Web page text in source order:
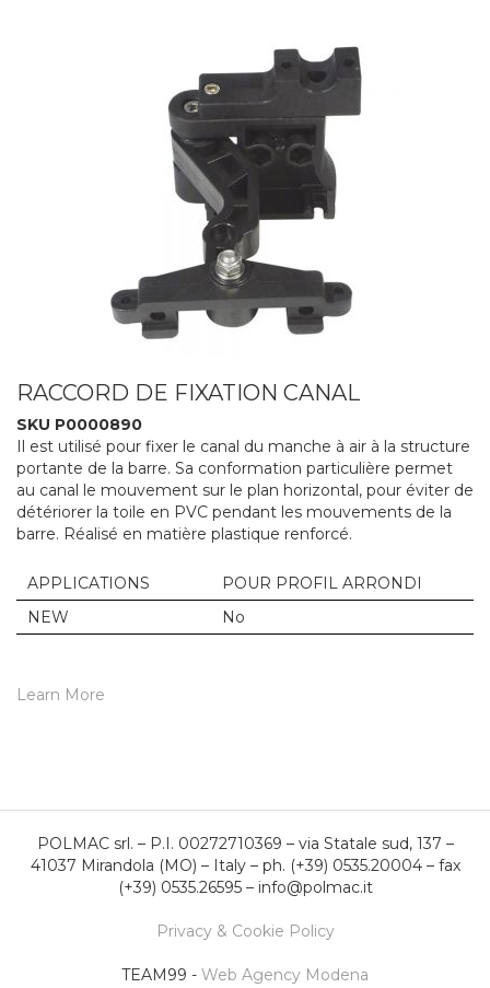
RACCORD DE FIXATION CANAL
SKU P0000890
Il est utilisé pour fixer le canal du manche à air à la structure
portante de la barre. Sa conformation particulière permet
au canal le mouvement sur le plan horizontal, pour éviter de
détériorer la toile en PVC pendant les mouvements de la
barre. Réalisé en matière plastique renforcé.
APPLICATIONS
POUR PROFIL ARRONDI
NEW
No
Learn More
POLMAC srl. – P.I. 00272710369 – via Statale sud, 137 –
41037 Mirandola (MO) – Italy – ph. (+39) 0535.20004 – fax
(+39) 0535.26595 – info@polmac.it
Privacy & Cookie Policy
TEAM99 - Web Agency Modena